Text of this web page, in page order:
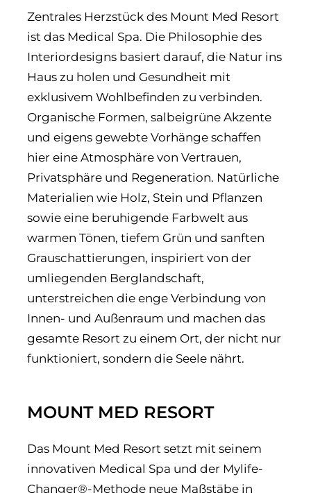
Zentrales Herzstück des Mount Med Resort
ist das Medical Spa. Die Philosophie des
Interiordesigns basiert darauf, die Natur ins
Haus zu holen und Gesundheit mit
exklusivem Wohlbefinden zu verbinden.
Organische Formen, salbeigrüne Akzente
und eigens gewebte Vorhänge schaffen
hier eine Atmosphäre von Vertrauen,
Privatsphäre und Regeneration. Natürliche
Materialien wie Holz, Stein und Pflanzen
sowie eine beruhigende Farbwelt aus
warmen Tönen, tiefem Grün und sanften
Grauschattierungen, inspiriert von der
umliegenden Berglandschaft,
unterstreichen die enge Verbindung von
Innen- und Außenraum und machen das
gesamte Resort zu einem Ort, der nicht nur
funktioniert, sondern die Seele nährt.
MOUNT MED RESORT
Das Mount Med Resort setzt mit seinem
innovativen Medical Spa und der Mylife-
Changer®-Methode neue Maßstäbe in